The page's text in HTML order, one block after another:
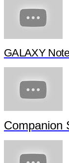
GALAXY
Companion